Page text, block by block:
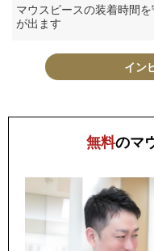
マウスピースの装着時間
が出ます
イン
無料のマ